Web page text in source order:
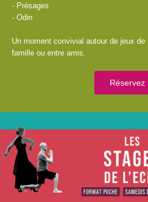
- Présages
- Odin
Un moment convivial autour de jeux
famille ou entre amis.
Réservez